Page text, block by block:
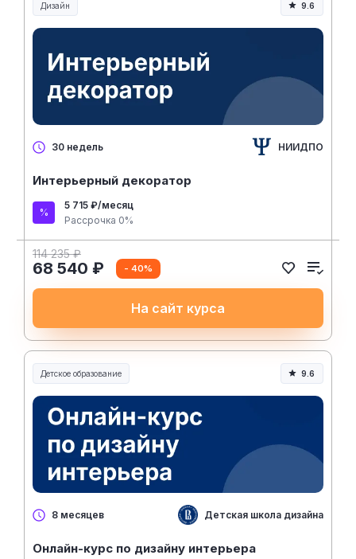
Дизайн 9.6
30 недель НИИДПО
Интерьерный декоратор
5 715 ₽/месяц
Рассрочка 0%
114 235 ₽
68 540 ₽ - 40%
На сайт курса
Детское образование 9.6
8 месяцев Детская школа дизайна ВШЭ
Онлайн-курс по дизайну интерьера